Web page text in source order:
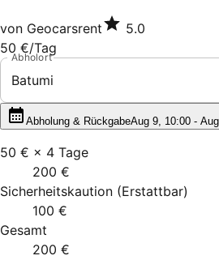
von Geocarsrent
5.0
50 €/Tag
Abholort
Batumi
Abholung & RückgabeAug 9, 10:00 -
50 € × 4 Tage
200 €
Sicherheitskaution (Erstattbar)
100 €
Gesamt
200 €